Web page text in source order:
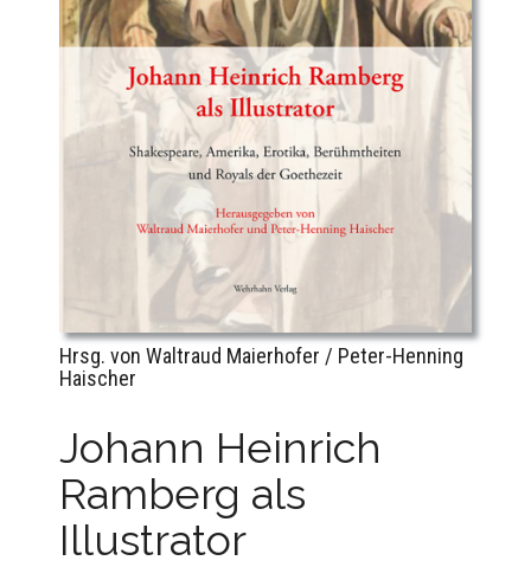
Hrsg. von Waltraud Maierhofer / Peter-Henning
Haischer
Johann Heinrich
Ramberg als
Illustrator